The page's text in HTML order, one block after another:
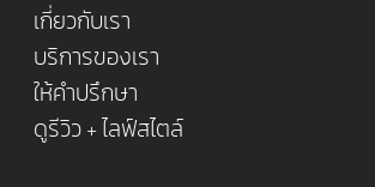
เกี่ยวกับเรา
บริการของเรา
ให้คำปรึกษา
ดูรีวิว + ไลฟ์สไตล์